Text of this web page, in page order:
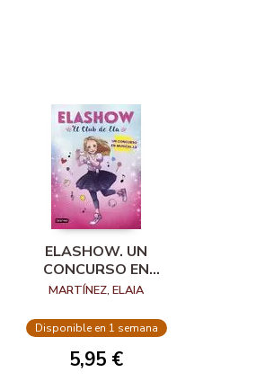
ELASHOW. UN
CONCURSO EN
MUSICAL.LY
MARTÍNEZ, ELAIA
Disponible en 1 semana
5,95 €